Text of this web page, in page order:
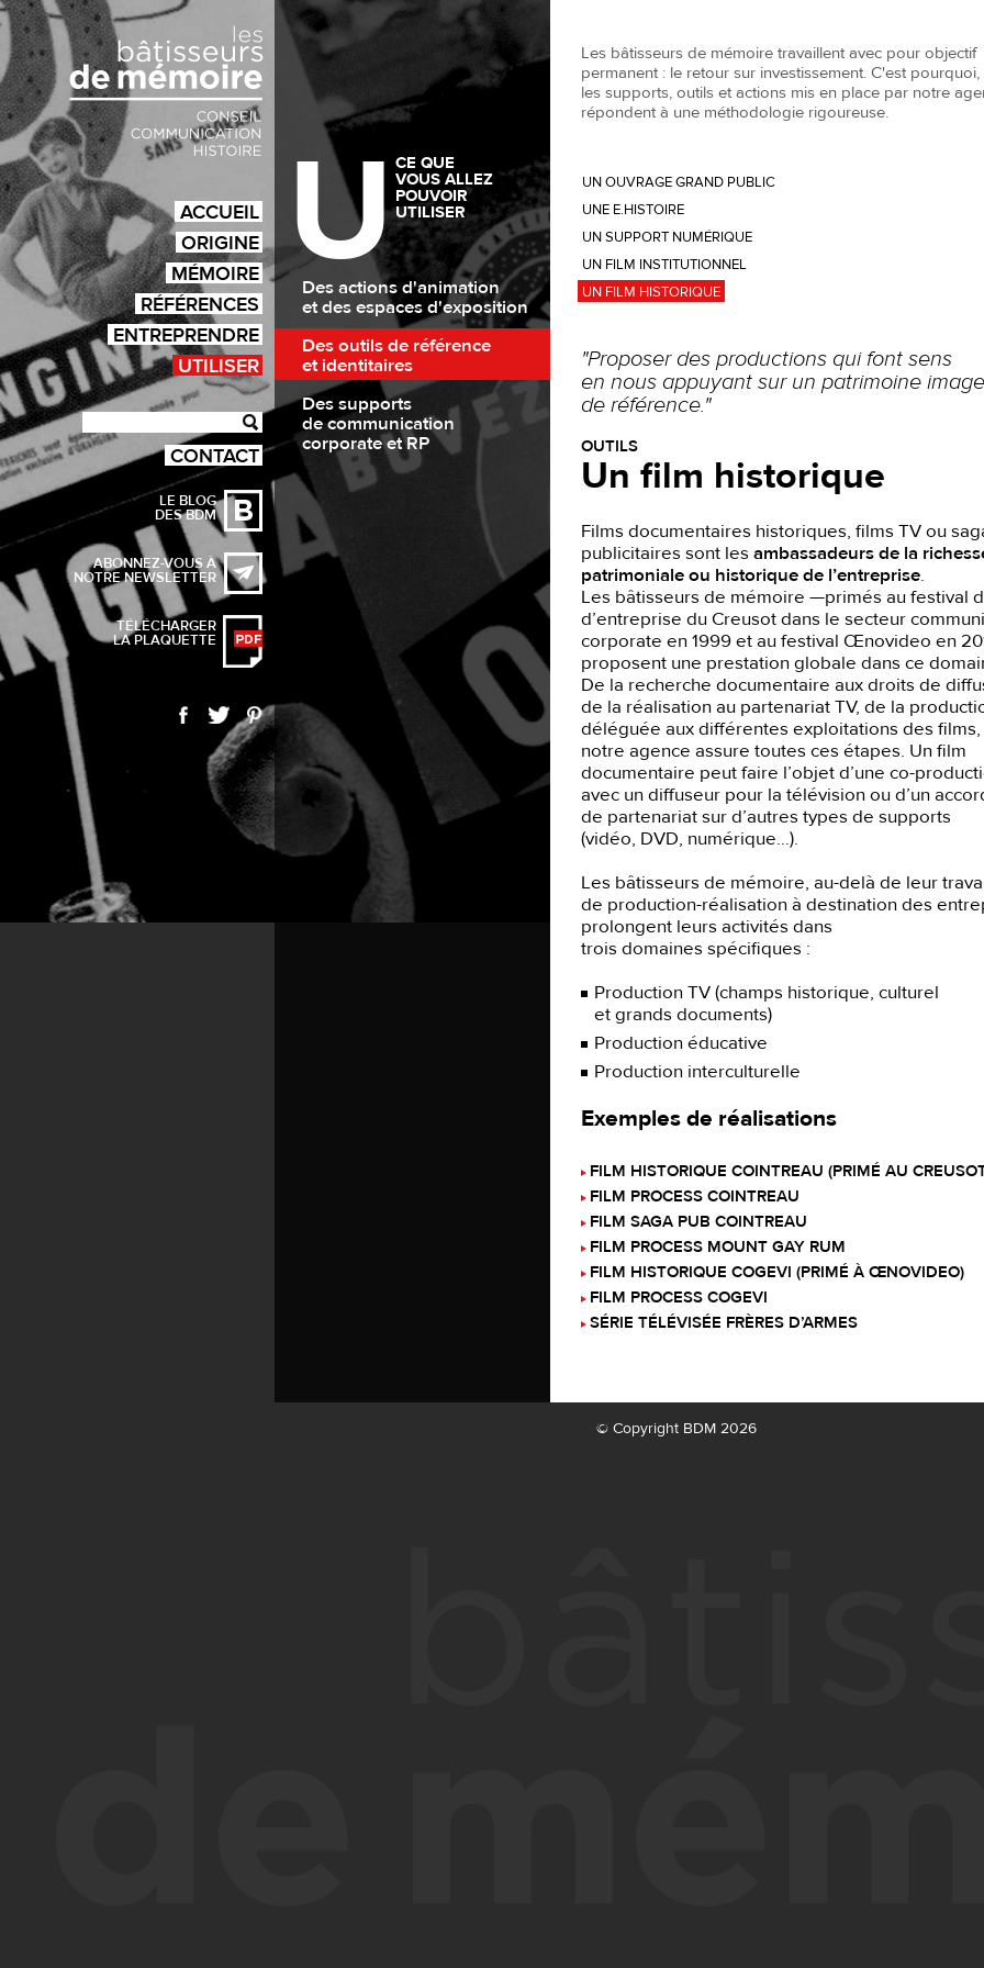
ACCUEIL
ORIGINE
MÉMOIRE
RÉFÉRENCES
ENTREPRENDRE
UTILISER
CONTACT
LE BLOG
DES BDM
ABONNEZ-VOUS À
NOTRE NEWSLETTER
TÉLÉCHARGER
LA PLAQUETTE
UCE QUE
VOUS ALLEZ
POUVOIR
UTILISER
Des actions d'animation
et des espaces d'exposition
Des outils de référence
et identitaires
Des supports
de communication
corporate et RP
Les bâtisseurs de mémoire travaillent avec pour objectif
permanent : le retour sur investissement. C'est pourquoi,
les supports, outils et actions mis en place par notre
répondent à une méthodologie rigoureuse.
UN OUVRAGE GRAND PUBLIC
UNE E.HISTOIRE
UN SUPPORT NUMÉRIQUE
UN FILM INSTITUTIONNEL
UN FILM HISTORIQUE
"Proposer des productions qui font sens
en nous appuyant sur un patrimoine image
de référence."
OUTILS
Un film historique
Films documentaires historiques, films TV ou
publicitaires sont les ambassadeurs de la
patrimoniale ou historique de l’entreprise.
Les bâtisseurs de mémoire —primés au festival
d’entreprise du Creusot dans le secteur
corporate en 1999 et au festival Œnovideo en
proposent une prestation globale dans ce
De la recherche documentaire aux droits de
de la réalisation au partenariat TV, de la
déléguée aux différentes exploitations des films,
notre agence assure toutes ces étapes. Un film
documentaire peut faire l’objet d’une co-
avec un diffuseur pour la télévision ou d’un
de partenariat sur d’autres types de supports
(vidéo, DVD, numérique…).
Les bâtisseurs de mémoire, au-delà de leur
de production-réalisation à destination des
prolongent leurs activités dans
trois domaines spécifiques :
Production TV (champs historique, culturel
et grands documents)
Production éducative
Production interculturelle
Exemples de réalisations
FILM HISTORIQUE COINTREAU (PRIMÉ AU
FILM PROCESS COINTREAU
FILM SAGA PUB COINTREAU
FILM PROCESS MOUNT GAY RUM
FILM HISTORIQUE COGEVI (PRIMÉ À ŒNOVIDEO)
FILM PROCESS COGEVI
SÉRIE TÉLÉVISÉE FRÈRES D’ARMES
© Copyright BDM 2026